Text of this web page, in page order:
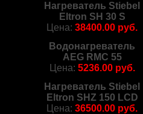
Нагреватель Stiebel
Eltron SH 30 S
Цена:38400.00 руб.
Водонагреватель
AEG RMC 55
Цена: 5236.00 руб.
Нагреватель Stiebel
Eltron SHZ 150 LCD
Цена:36500.00 руб.